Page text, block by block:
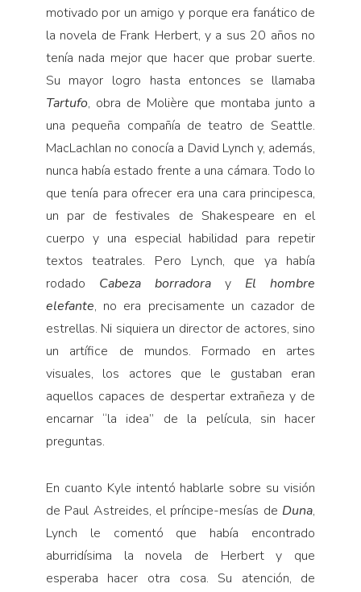
Turismo accidental
Vidas paralelas
Voces y lecturas
motivado por un amigo y porque era fanático de
la novela de Frank Herbert, y a sus 20 años no
tenía nada mejor que hacer que probar suerte.
Su mayor logro hasta entonces se llamaba
Tartufo, obra de Molière que montaba junto a
una pequeña compañía de teatro de Seattle.
MacLachlan no conocía a David Lynch y, además,
nunca había estado frente a una cámara. Todo lo
que tenía para ofrecer era una cara principesca,
un par de festivales de Shakespeare en el
cuerpo y una especial habilidad para repetir
textos teatrales. Pero Lynch, que ya había
rodado Cabeza borradoray El hombre
elefante, no era precisamente un cazador de
estrellas. Ni siquiera un director de actores, sino
un artífice de mundos. Formado en artes
visuales, los actores que le gustaban eran
aquellos capaces de despertar extrañeza y de
encarnar “la idea” de la película, sin hacer
preguntas.
En cuanto Kyle intentó hablarle sobre su visión
de Paul Astreides, el príncipe-mesías de Duna,
Lynch le comentó que había encontrado
aburridísima la novela de Herbert y que
esperaba hacer otra cosa. Su atención, de